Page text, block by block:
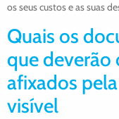
os seus custos e as suas
Quais os
que deverão
afixados
visível